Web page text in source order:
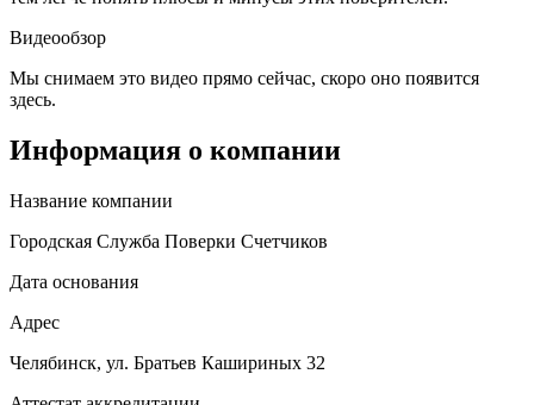
Видеообзор
Мы снимаем это видео прямо сейчас, скоро оно появится
здесь.
Информация о компании
Название компании
Городская Служба Поверки Счетчиков
Дата основания
Адрес
Челябинск, ул. Братьев Кашириных 32